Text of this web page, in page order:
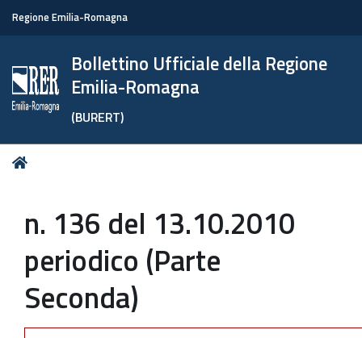
Regione Emilia-Romagna
Bollettino Ufficiale della Regione
Emilia-Romagna
(BURERT)
Tu
n. 136 del 13.10.2010
periodico (Parte
Seconda)